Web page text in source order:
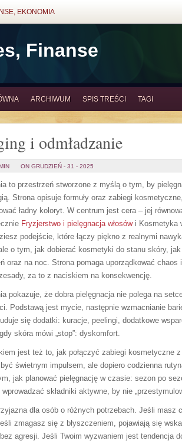
EKONOMIA
Finanse
ARCHIWUM SPIS TREŚCI TAGI
i odmładzanie
ON GRUDZIEŃ - 31 - 2025
to przestrzeń stworzone z myślą o tym, by
Strona opisuje formuły oraz zabiegi
ładny koloryt. W centrum jest cera – jej
Fryzjerstwo i pielęgnacja włosówi Kosmetyka
podejście, które łączy piękno z realnymi
o tym, jak dobierać kosmetyki do stanu skóry,
oraz na noc. Strona pomaga uporządkować
za to z naciskiem na konsekwencję.
pokazuje, że dobra pielęgnacja nie polega na
Podstawą jest mycie, następnie wzmacnianie
się dodatki: kuracje, peelingi, dodatkowe
skóra mówi „stop”: dyskomfort.
jest też to, jak połączyć zabiegi kosmetyczne
świetnym impulsem, ale dopiero codzienna
jak planować pielęgnację w czasie: sezon po
składniki aktywne, by nie
dla osób o różnych potrzebach. Jeśli masz
zmagasz się z błyszczeniem, pojawiają się
agresji. Jeśli Twoim wyzwaniem jest tendencja